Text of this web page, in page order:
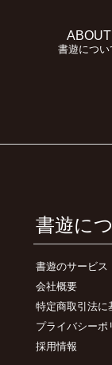
ABOUT
書遊につい
書遊に
書遊のサービス
会社概要
特定商取引法に
プライバシーポ
採用情報